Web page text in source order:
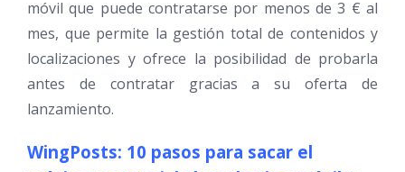
móvil que puede contratarse por menos de 3 € al
mes, que permite la gestión total de contenidos y
localizaciones y ofrece la posibilidad de probarla
antes de contratar gracias a su oferta de
lanzamiento.
WingPosts: 10 pasos para sacar el